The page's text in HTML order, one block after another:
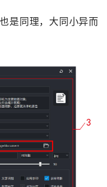
是同理，大同小异而